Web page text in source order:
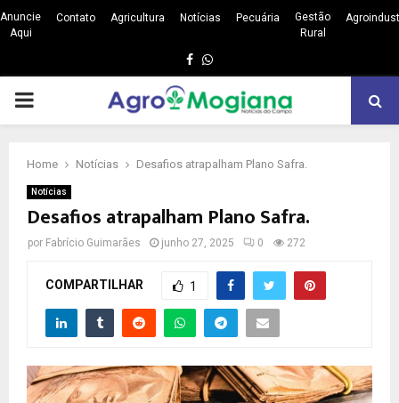
Anuncie
Aqui
Contato Agricultura Notícias Pecuária
Gestão
Rural
Facebook
Whatsapp
PRIMARY
Home Notícias Desafios atrapalham Plano Safra.
Notícias
Desafios atrapalham Plano Safra.
por Fabrício Guimarães junho 27, 2025 0 272
COMPARTILHAR 1